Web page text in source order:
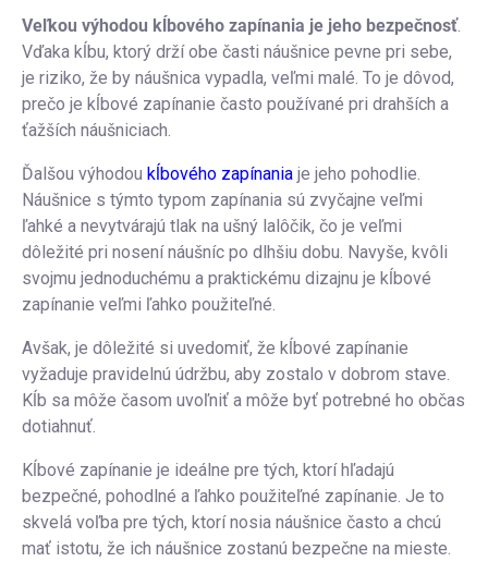
Veľkou výhodou kĺbového zapínania je jeho bezpečnosť.
Vďaka kĺbu, ktorý drží obe časti náušnice pevne pri sebe,
je riziko, že by náušnica vypadla, veľmi malé. To je dôvod,
prečo je kĺbové zapínanie často používané pri drahších a
ťažších náušniciach.
Ďalšou výhodou kĺbového zapínania je jeho pohodlie.
Náušnice s týmto typom zapínania sú zvyčajne veľmi
ľahké a nevytvárajú tlak na ušný lalôčik, čo je veľmi
dôležité pri nosení náušníc po dlhšiu dobu. Navyše, kvôli
svojmu jednoduchému a praktickému dizajnu je kĺbové
zapínanie veľmi ľahko použiteľné.
Avšak, je dôležité si uvedomiť, že kĺbové zapínanie
vyžaduje pravidelnú údržbu, aby zostalo v dobrom stave.
Kĺb sa môže časom uvoľniť a môže byť potrebné ho občas
dotiahnuť.
Kĺbové zapínanie je ideálne pre tých, ktorí hľadajú
bezpečné, pohodlné a ľahko použiteľné zapínanie. Je to
skvelá voľba pre tých, ktorí nosia náušnice často a chcú
mať istotu, že ich náušnice zostanú bezpečne na mieste.